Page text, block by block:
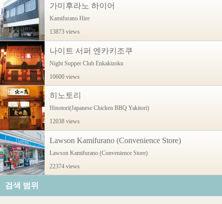
가미후라노 하이어
Kamifurano Hire
13873 views
나이트 서퍼 엔카키조쿠
Night Supper Club Enkakizoku
10600 views
히노토리
Hinotori(Japanese Chicken BBQ Yakitori)
12038 views
Lawson Kamifurano (Convenience Store)
Lawson Kamifurano (Convenience Store)
22374 views
검색 범위